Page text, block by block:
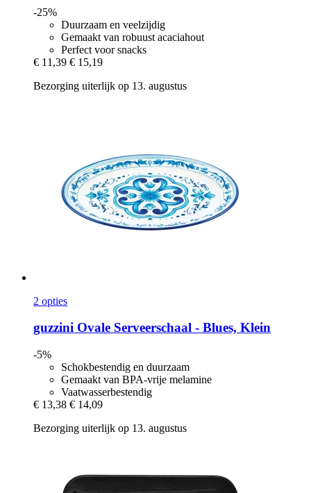
-25%
Duurzaam en veelzijdig
Gemaakt van robuust acaciahout
Perfect voor snacks
€ 11,39 € 15,19
Bezorging uiterlijk op 13. augustus
2 opties
guzzini Ovale Serveerschaal -​ Blues, Klein
-5%
Schokbestendig en duurzaam
Gemaakt van BPA-vrije melamine
Vaatwasserbestendig
€ 13,38 € 14,09
Bezorging uiterlijk op 13. augustus